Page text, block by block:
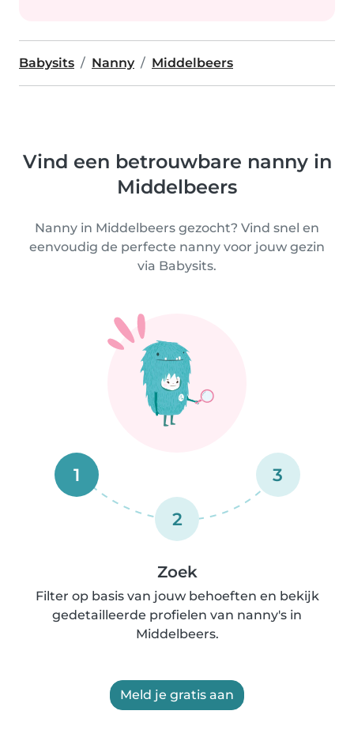
Babysits Nanny Middelbeers
Vind een betrouwbare nanny in
Middelbeers
Nanny in Middelbeers gezocht? Vind snel en
eenvoudig de perfecte nanny voor jouw gezin
via Babysits.
1
2
3
Zoek
Filter op basis van jouw behoeften en bekijk
gedetailleerde profielen van nanny's in
Middelbeers.
Meld je gratis aan